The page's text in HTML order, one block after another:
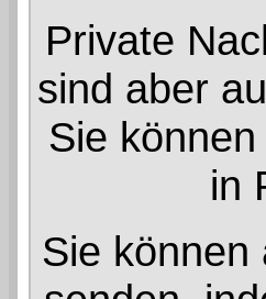
Private
sind aber
Sie
in
Sie können